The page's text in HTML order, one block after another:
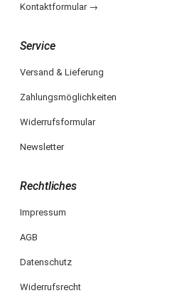
Kontaktformular →
Service
Versand & Lieferung
Zahlungsmöglichkeiten
Widerrufsformular
Newsletter
Rechtliches
Impressum
AGB
Datenschutz
Widerrufsrecht